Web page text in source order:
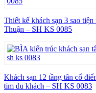
Thiết kế khách sạn 3 sao
Thuận – SH KS 0085
Khách sạn 12 tầng tân cổ
tim du khách – SH KS 0083